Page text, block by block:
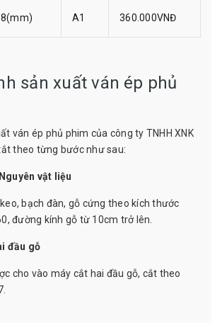
A1 360.000VNĐ
sản xuất ván ép phủ
ván ép phủ phim của công ty TNHH XNK
theo từng bước như sau:
vật liệu
bạch đàn, gỗ cứng theo kích thước
đường kính gỗ từ 10cm trở lên.
đầu gỗ
cho vào máy cắt hai đầu gỗ, cắt theo